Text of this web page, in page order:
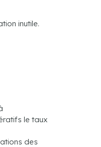
inutile.
le taux
des